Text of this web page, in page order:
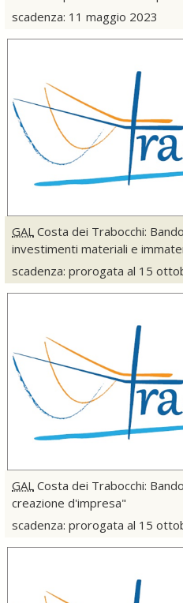
scadenza: 11 maggio 2023
GAL Costa dei Trabocchi:
investimenti materiali e
scadenza: prorogata al 15
GAL Costa dei Trabocchi:
creazione d'impresa"
scadenza: prorogata al 15